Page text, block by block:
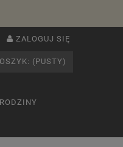
ZALOGUJ SIĘ
(PUSTY)